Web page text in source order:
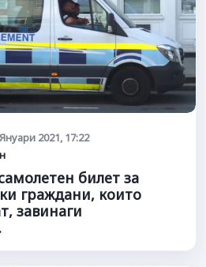
2021, 17:22
билет за
граждани, които
завинаги